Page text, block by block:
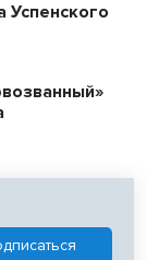
Успенского